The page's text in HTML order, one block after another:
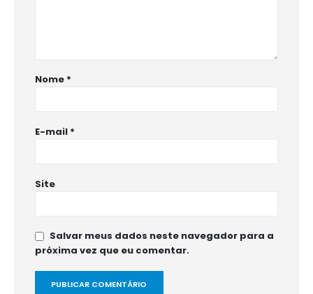
Nome *
E-mail *
Site
Salvar meus dados neste navegador para a
próxima vez que eu comentar.